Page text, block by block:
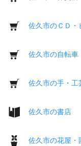
佐久市のＣＤ・
佐久市の自転車
佐久市の手・工
佐久市の書店
佐久市の花屋・